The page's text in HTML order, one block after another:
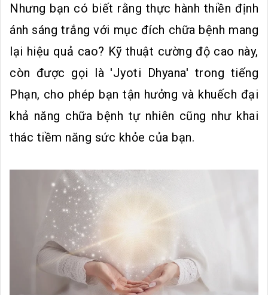
Nhưng bạn có biết rằng thực hành thiền định
ánh sáng trắng với mục đích chữa bệnh mang
lại hiệu quả cao? Kỹ thuật cường độ cao này,
còn được gọi là 'Jyoti Dhyana' trong tiếng
Phạn, cho phép bạn tận hưởng và khuếch đại
khả năng chữa bệnh tự nhiên cũng như khai
thác tiềm năng sức khỏe của bạn.